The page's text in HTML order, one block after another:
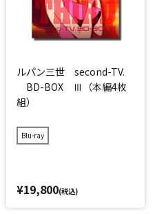
ルパン三世 second-TV.
BD-BOX Ⅲ（本編4枚
組）
Blu-ray
¥19,800(税込)